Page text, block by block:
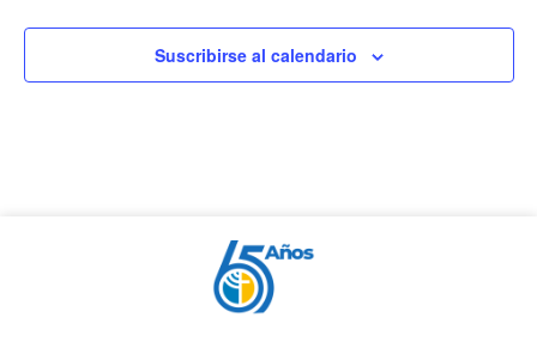
Suscribirse al calendario